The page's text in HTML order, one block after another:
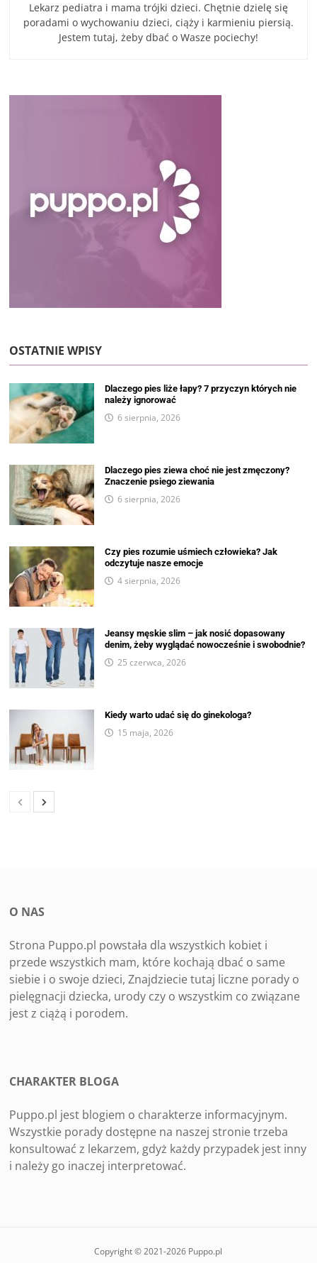
Lekarz pediatra i mama trójki dzieci. Chętnie dzielę się
poradami o wychowaniu dzieci, ciąży i karmieniu piersią.
Jestem tutaj, żeby dbać o Wasze pociechy!
OSTATNIE WPISY
Dlaczego pies liże łapy? 7 przyczyn których nie
należy ignorować
6 sierpnia, 2026
Dlaczego pies ziewa choć nie jest zmęczony?
Znaczenie psiego ziewania
6 sierpnia, 2026
Czy pies rozumie uśmiech człowieka? Jak
odczytuje nasze emocje
4 sierpnia, 2026
Jeansy męskie slim – jak nosić dopasowany
denim, żeby wyglądać nowocześnie i swobodnie?
25 czerwca, 2026
Kiedy warto udać się do ginekologa?
15 maja, 2026
O NAS
Strona Puppo.pl powstała dla wszystkich kobiet i
przede wszystkich mam, które kochają dbać o same
siebie i o swoje dzieci, Znajdziecie tutaj liczne porady o
pielęgnacji dziecka, urody czy o wszystkim co związane
jest z ciążą i porodem.
CHARAKTER BLOGA
Puppo.pl jest blogiem o charakterze informacyjnym.
Wszystkie porady dostępne na naszej stronie trzeba
konsultować z lekarzem, gdyż każdy przypadek jest inny
i należy go inaczej interpretować.
Copyright © 2021-2026 Puppo.pl